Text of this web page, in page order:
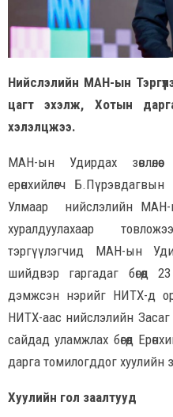
Нийслэлийн МАН-ын
цагт эхэлж, Хотын
хэлэлцжээ.
МАН-ын Удирдах
ерөнхийлөгч
Улмаар нийслэлийн
хуралдуулахаар
тэргүүлэгчид МАН-ын
шийдвэр гаргадаг бөгөөд
дэмжсэн нэрийг НИТХ-д
НИТХ-аас нийслэлийн Засаг
сайдад уламжлах бөгөөд
дарга томилогддог хуулийн
Хуулийн гол заалтууд